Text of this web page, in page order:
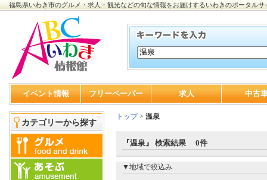
福島県いわき市のグルメ・求人・観光などの旬な情報をお届けするいわきのポータルサ
イベント情報 フリーペーパー 求人 中古
カテゴリーから探す
トップ> 温泉
『温泉』 検索結果 0件
▼地域で絞込み